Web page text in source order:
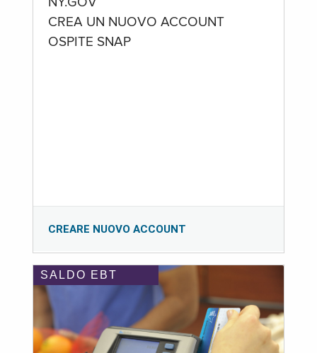
CREA UN NUOVO ACCOUNT
OSPITE SNAP
CREARE NUOVO ACCOUNT
SALDO EBT